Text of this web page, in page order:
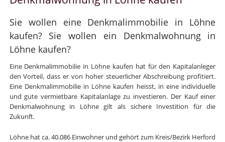
Sie wollen eine Denkmalimmobilie in Löhne
kaufen? Sie wollen ein Denkmalwohnung in
Löhne kaufen?
Eine Denkmalimmobilie in Löhne kaufen hat für den Kapitalanleger
den Vorteil, dass er von hoher steuerlicher Abschreibung profitiert.
Eine Denkmalimmobilie in Löhne kaufen heisst, in eine individuelle
und gute vermietbare Kapitalanlage zu investieren. Der Kauf einer
Denkmalwohnung in Löhne gilt als sichere Investition für die
Zukunft.
Löhne hat ca. 40.086 Einwohner und gehört zum Kreis/Bezirk Herford